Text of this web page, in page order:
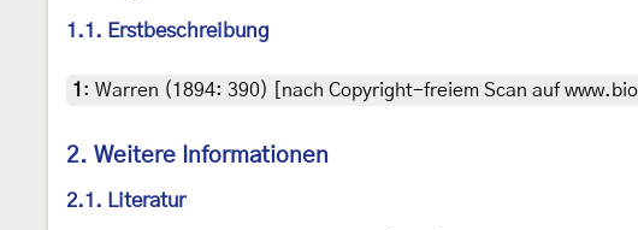
1.1. Erstbeschreibung
1 : Warren (1894: 390) [nach Copyright-freiem Scan auf
2. Weitere Informationen
2.1. Literatur